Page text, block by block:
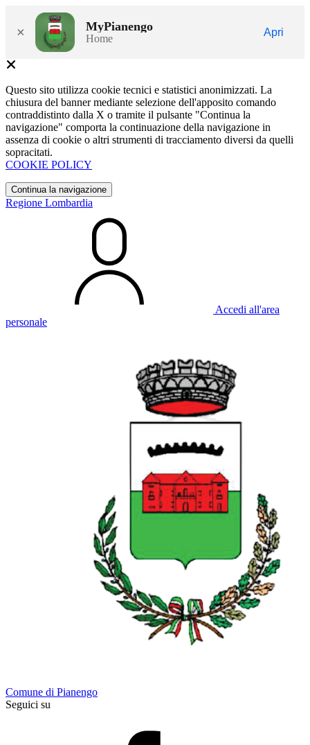
× MyPianengo
Home
Apri
Questo sito utilizza cookie tecnici e statistici anonimizzati. La
chiusura del banner mediante selezione dell'apposito comando
contraddistinto dalla X o tramite il pulsante "Continua la
navigazione" comporta la continuazione della navigazione in
assenza di cookie o altri strumenti di tracciamento diversi da quelli
sopracitati.
COOKIE POLICY
Continua la navigazione
Regione Lombardia
Accedi all'area
personale
Comune di Pianengo
Seguici su